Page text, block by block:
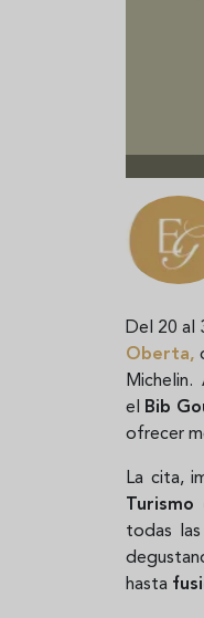
Del 20 al
Oberta,
Michelin.
el
Bib
ofrecer
La cita,
Turismo
todas
hasta